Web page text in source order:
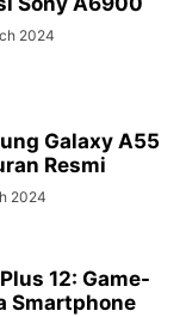
2024
Galaxy A55
Resmi
2024
12: Game-
Smartphone